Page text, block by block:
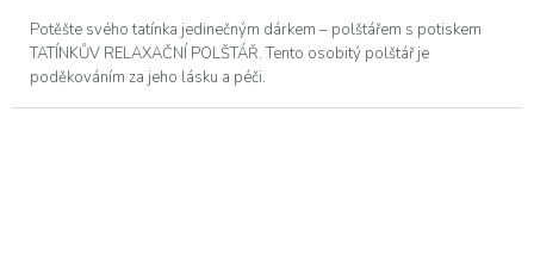
Potěšte svého tatínka jedinečným dárkem – polštářem s potiskem
TATÍNKŮV RELAXAČNÍ POLŠTÁŘ. Tento osobitý polštář je
poděkováním za jeho lásku a péči.